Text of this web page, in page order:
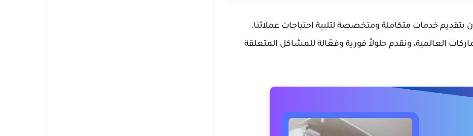
خدمات متكاملة ومتخصصة لتلبية احتياجات عملائنا.
العالمية، ونقدم حلولاً فورية وفعّالة للمشاكل المتعلقة